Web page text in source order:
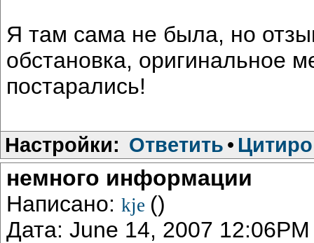
Я там сама не была, но
обстановка, оригинальное
постарались!
Настройки: Ответить •
немного информации
Написано: kje ()
Дата: June 14, 2007 12:06PM